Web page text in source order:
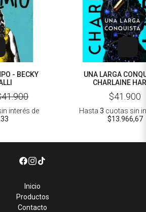
- BECKY
interés de
UNA LARGA
CHARLAINE
$41.900
Hasta 3 cuotas sin
$13.966,67
Inicio
Productos
Contacto